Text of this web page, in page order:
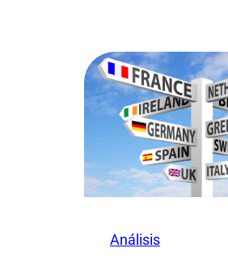
Análisis